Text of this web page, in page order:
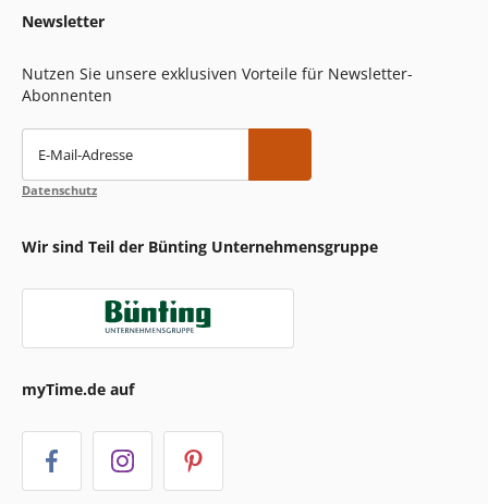
Newsletter
Nutzen Sie unsere exklusiven Vorteile für Newsletter-
Abonnenten
E-Mail-Adresse
Datenschutz
Wir sind Teil der Bünting Unternehmensgruppe
myTime.de auf